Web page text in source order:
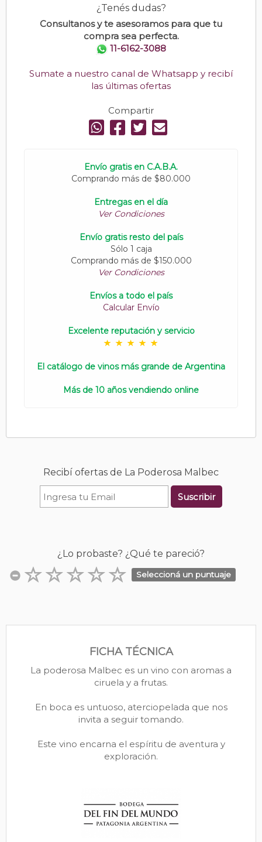
¿Tenés dudas?
Consultanos y te asesoramos para que tu
compra sea perfecta.
11-6162-3088
Sumate a nuestro canal de Whatsapp y recibí
las últimas ofertas
Compartir
Envío gratis en C.A.B.A.
Comprando más de $80.000
Entregas en el día
Ver Condiciones
Envío gratis resto del país
Sólo 1 caja
Comprando más de $150.000
Ver Condiciones
Envíos a todo el país
Calcular Envío
Excelente reputación y servicio
El catálogo de vinos más grande de Argentina
Más de 10 años vendiendo online
Recibí ofertas de La Poderosa Malbec
Suscribir
¿Lo probaste? ¿Qué te pareció?
Seleccioná un puntuaje
FICHA TÉCNICA
La poderosa Malbec es un vino con aromas a
ciruela y a frutas.
En boca es untuoso, aterciopelada que nos
invita a seguir tomando.
Este vino encarna el espíritu de aventura y
exploración.